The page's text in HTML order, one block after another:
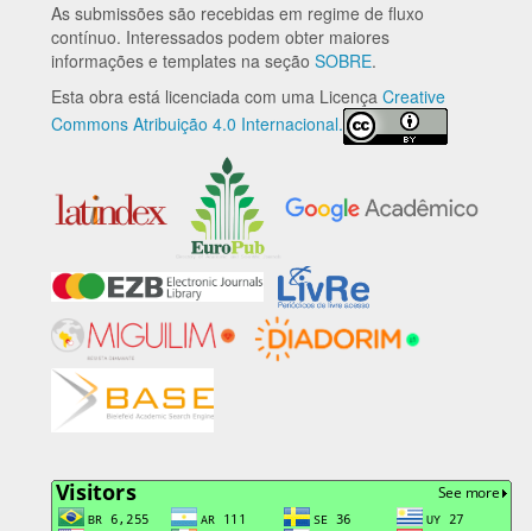
As submissões são recebidas em regime de fluxo
contínuo. Interessados podem obter maiores
informações e templates na seção SOBRE.
Esta obra está licenciada com uma Licença Creative
Commons Atribuição 4.0 Internacional.